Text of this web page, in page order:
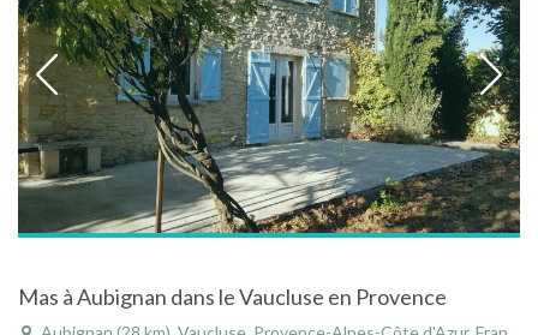
Mas à Aubignan dans le Vaucluse en Provence